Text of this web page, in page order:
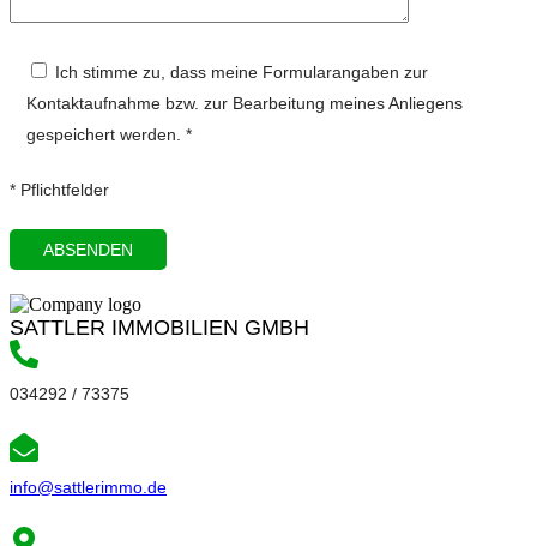
Ich stimme zu, dass meine Formularangaben zur
Kontaktaufnahme bzw. zur Bearbeitung meines Anliegens
gespeichert werden. *
* Pflichtfelder
SATTLER IMMOBILIEN GMBH
034292 / 73375
info@sattlerimmo.de